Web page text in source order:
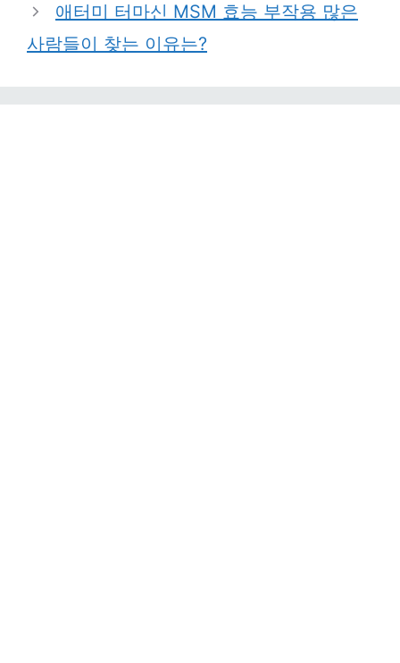
애터미 터마신 MSM 효능 부작용 많은
사람들이 찾는 이유는?